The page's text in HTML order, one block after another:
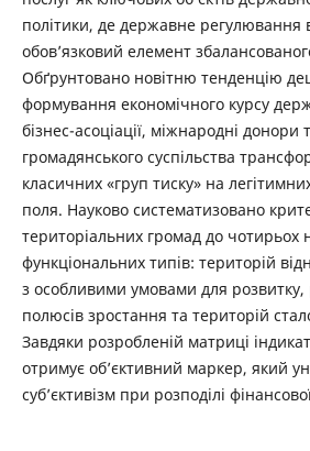
політики, де державне регулювання
обов’язковий елемент
Обґрунтовано новітню тенденцію
формування економічного курсу
бізнес-асоціації, міжнародні донори
громадянського суспільства
класичних «груп тиску» на
поля. Науково систематизовано
територіальних громад до чотирьох
функціональних типів: територій
з особливими умовами для розвитку,
полюсів зростання та територій
Завдяки розробленій матриці
отримує об’єктивний маркер, який
суб’єктивізм при розподілі